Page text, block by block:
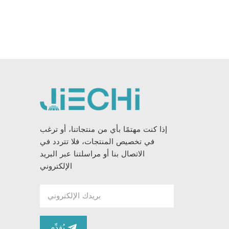
إذا كنت مهتمًا بأي من منتجاتنا، أو ترغب
في تخصيص المنتجات، فلا تتردد في
الاتصال بنا أو مراسلتنا عبر البريد
الإلكتروني